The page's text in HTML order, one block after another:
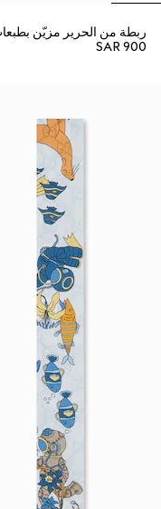
ربطة من الحرير مزيّن
SAR 900